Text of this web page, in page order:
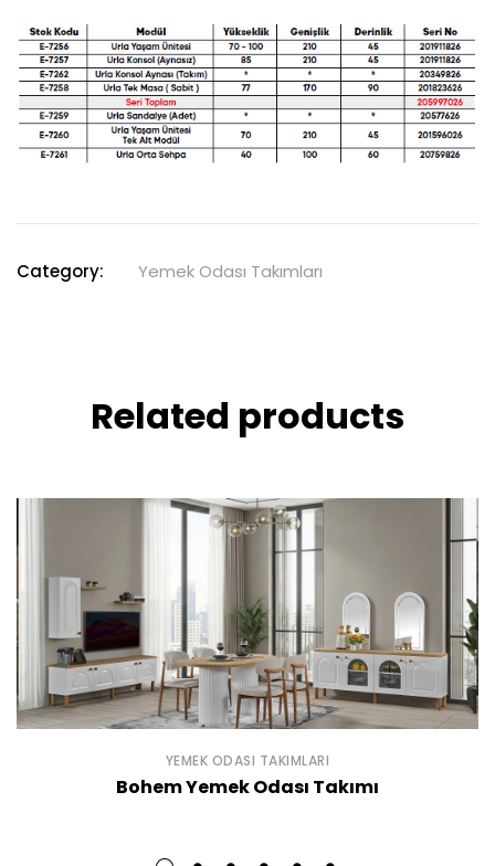
Category: Yemek Odası Takımları
Related products
YEMEK ODASI TAKIMLARI
Bohem Yemek Odası Takımı